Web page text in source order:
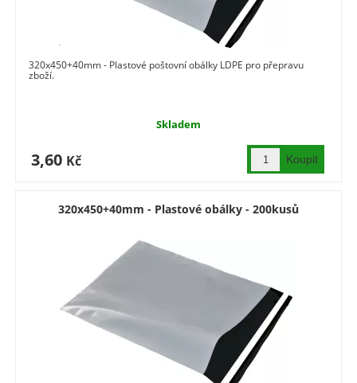
320x450+40mm - Plastové poštovní obálky LDPE pro přepravu
zboží.
Skladem
3,60 Kč
320x450+40mm - Plastové obálky - 200kusů